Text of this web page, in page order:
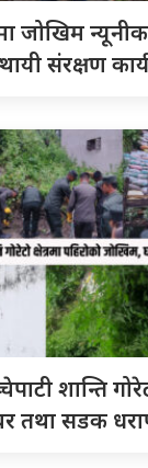
जोखिम
संरक्षण
शान्ति
तथा सडक